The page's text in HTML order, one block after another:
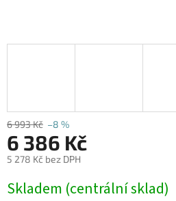
6 993 Kč –8 %
6 386 Kč
5 278 Kč bez DPH
cena:
Skladem (centrální sklad)